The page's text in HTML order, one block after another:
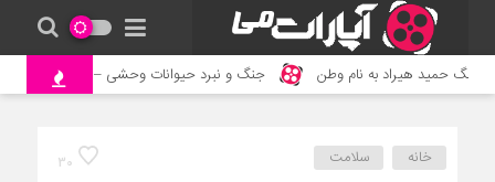
حمید هیراد به نام وطن جنگ و نبرد حیوانات وحشی – مستند حیات
30 خانه سلامت